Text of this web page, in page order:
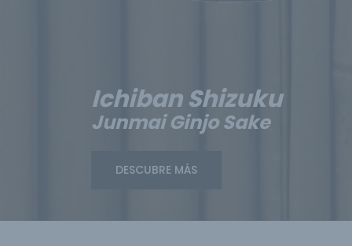
Ichiban Shizuku
Junmai Ginjo Sake
DESCUBRE MÁS